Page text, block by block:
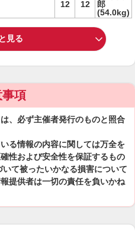
12 12
郎
(54.0kg)
見る
項
、必ず主催者発行のものと照合
る情報の内容に関しては万全を
性および安全性を保証するもの
て被ったいかなる損害について
提供者は一切の責任を負いかね